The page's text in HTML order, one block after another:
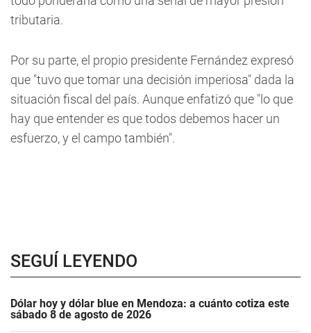
tributaria.
Por su parte, el propio presidente Fernández expresó
que "tuvo que tomar una decisión imperiosa" dada la
situación fiscal del país. Aunque enfatizó que "lo que
hay que entender es que todos debemos hacer un
esfuerzo, y el campo también".
SEGUÍ LEYENDO
Dólar hoy y dólar blue en Mendoza: a cuánto cotiza este
sábado 8 de agosto de 2026